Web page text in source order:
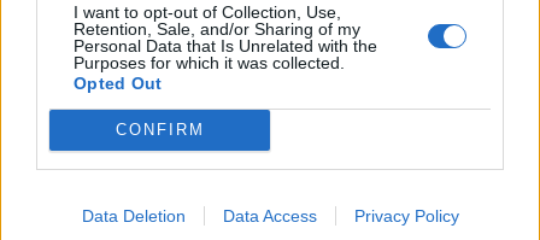
I want to opt-out of Collection, Use,
Retention, Sale, and/or Sharing of my
Personal Data that Is Unrelated with the
Purposes for which it was collected.
Opted Out
CONFIRM
Data Deletion Data Access Privacy Policy
aquest navegador per a la propera vegada que comenti.